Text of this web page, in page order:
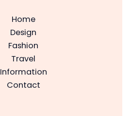
Home
Design
Fashion
Travel
Information
Contact